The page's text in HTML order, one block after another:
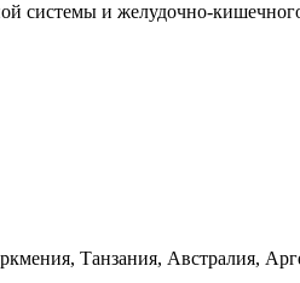
системы и желудочно-
Танзания, Австралия,